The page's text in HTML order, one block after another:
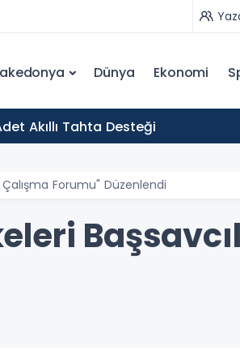
Dünya Ekonomi
Akıllı Tahta Desteği
Çalışma Forumu" Düzenlendi